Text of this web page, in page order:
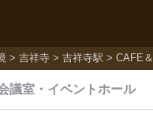
吉祥寺 吉祥寺駅 CAFE
議室・ イベントホール